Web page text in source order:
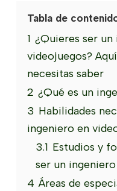
Tabla de
1 ¿Quieres ser
videojuegos?
necesitas saber
2 ¿Qué es un
3 Habilidades
ingeniero en
3.1 Estudios y
ser un
4 Áreas de